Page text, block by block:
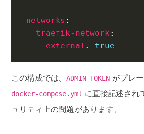
networks :
traefik-network :
external : true
この構成では、ADMIN_TOKEN がプレ
docker-compose.yml に直接記述され
ュリティ上の問題があります。